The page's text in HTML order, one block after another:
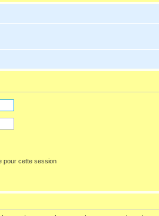
pour cette session